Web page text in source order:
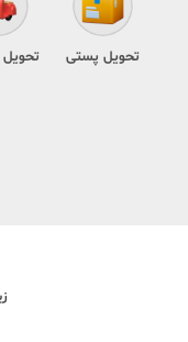
تحویل پستی تحویل